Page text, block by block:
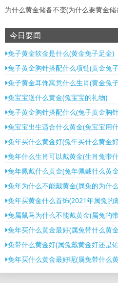
为什么黄金储备不变(为什么要黄金储
今日要闻
兔子黄金软金是什么(黄金兔子足金)
兔子黄金胸针搭配什么项链(黄金兔
兔子黄金耳饰寓意什么生肖(黄金兔
兔宝宝送什么黄金(兔宝宝的礼物)
兔子黄金胸针搭配什么(兔子黄金胸
兔宝宝出生适合什么黄金(兔宝宝用
兔年买什么黄金好(兔年买什么黄金
兔年什么生肖可以戴黄金(生肖兔带
兔年佩戴什么黄金(兔年佩戴什么黄
兔年为什么不能戴黄金(属兔的为什
兔年买黄金什么首饰(2021年属兔的
兔属鼠马为什么不能戴黄金(属兔的
兔年买什么黄金最好(属兔带什么黄
兔带什么黄金好(属兔戴黄金好还是
兔年买什么黄金最好呢(属兔带什么